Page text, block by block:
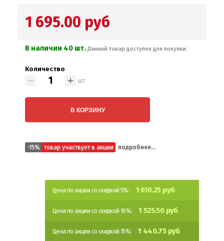
1 695.00 руб
В наличии 40 шт. Данный товар доступен для покупки.
Количество
шт
В КОРЗИНУ
-15% товар участвует в акции подробнее...
Цена по акции со скидкой 5%: 1 610.25 руб
Цена по акции со скидкой 10%: 1 525.50 руб
Цена по акции со скидкой 15%: 1 440.75 руб